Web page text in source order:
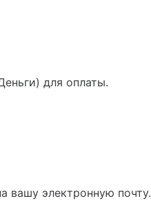
для оплаты.
вашу электронную почту.